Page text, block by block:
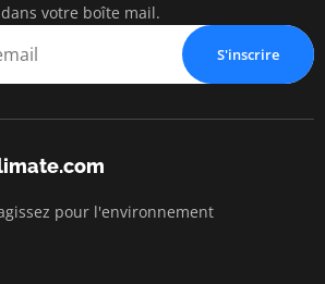
dans votre boîte mail.
S'inscrire
pour l'environnement